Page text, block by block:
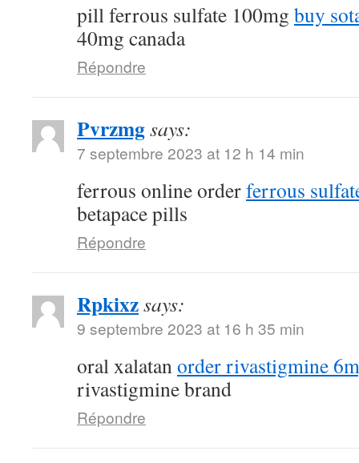
pill ferrous sulfate 100mg buy
40mg canada
Répondre
Pvrzmgsays:
7 septembre 2023 at 12 h 14 min
ferrous online orderferrous
betapace pills
Répondre
Rpkixzsays:
9 septembre 2023 at 16 h 35 min
oral xalatanorder rivastigmine
rivastigmine brand
Répondre